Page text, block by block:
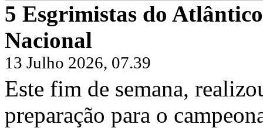
Frazão, juntamente com os...
Continuar...
5 Esgrimistas do
Nacional
13 Julho 2026, 07.39
Este fim de semana,
preparação para o